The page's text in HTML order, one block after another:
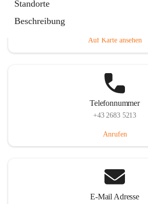
Standorte
Beschreibung
Auf Karte ansehen
Telefonnummer
+43 2683 5213
Anrufen
E-Mail Adresse